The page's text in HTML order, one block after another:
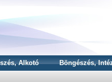
Alkotó Böngészés,